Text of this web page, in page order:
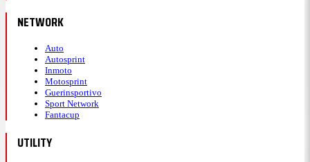
NETWORK
Auto
Autosprint
Inmoto
Motosprint
Guerinsportivo
Sport Network
Fantacup
UTILITY